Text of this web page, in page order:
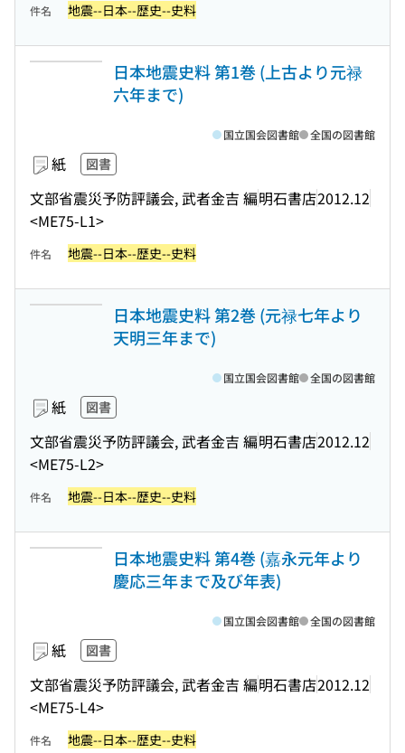
件名 地震--日本--歴史--史料
日本地震史料 第1巻 (上古より元禄
六年まで)
紙 図書
文部省震災予防評議会, 武者金吉 編明石書店2012.12
<ME75-L1>
国立国会図書館 全国の図書館
件名 地震--日本--歴史--史料
日本地震史料 第2巻 (元禄七年より
天明三年まで)
紙 図書
文部省震災予防評議会, 武者金吉 編明石書店2012.12
<ME75-L2>
国立国会図書館 全国の図書館
件名 地震--日本--歴史--史料
日本地震史料 第4巻 (嘉永元年より
慶応三年まで及び年表)
紙 図書
文部省震災予防評議会, 武者金吉 編明石書店2012.12
<ME75-L4>
国立国会図書館 全国の図書館
件名 地震--日本--歴史--史料